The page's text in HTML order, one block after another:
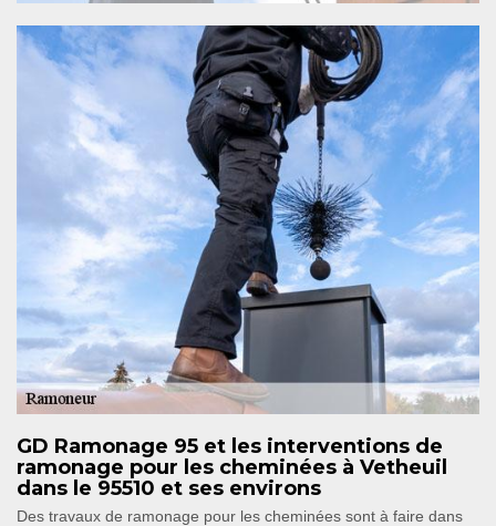
GD Ramonage 95 et les interventions de
ramonage pour les cheminées à Vetheuil
dans le 95510 et ses environs
Des travaux de ramonage pour les cheminées sont à faire dans